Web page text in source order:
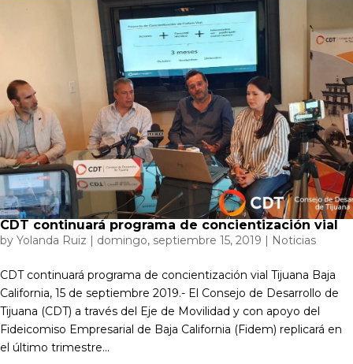
CDT continuará programa de concientización vial
by Yolanda Ruiz | domingo, septiembre 15, 2019 | Noticias
CDT continuará programa de concientización vial Tijuana Baja
California, 15 de septiembre 2019.- El Consejo de Desarrollo de
Tijuana (CDT) a través del Eje de Movilidad y con apoyo del
Fideicomiso Empresarial de Baja California (Fidem) replicará en
el último trimestre...